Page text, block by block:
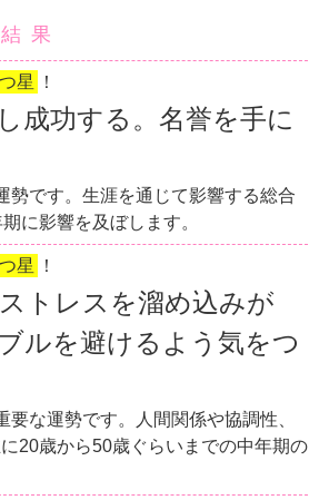
果
星 ！
成功する。名誉を手に
勢です。生涯を通じて影響する総合
に影響を及ぼします。
星 ！
トレスを溜め込みが
ルを避けるよう気をつ
な運勢です。人間関係や協調性、
20歳から50歳ぐらいまでの中年期の